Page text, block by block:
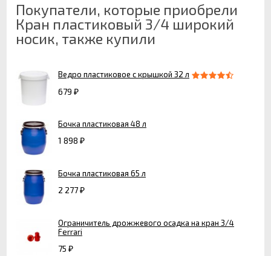
Покупатели, которые приобрели
Кран пластиковый 3/4 широкий
носик, также купили
Ведро пластиковое с крышкой 32 л
679 ₽
Бочка пластиковая 48 л
1 898 ₽
Бочка пластиковая 65 л
2 277 ₽
Ограничитель дрожжевого осадка на кран 3/4
Ferrari
75 ₽